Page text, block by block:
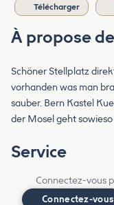
Télécharger
À propose
Schöner Stellplatz
vorhanden was man
sauber. Bern Kastel
der Mosel geht
Service
Connectez-vous
Connectez-vous